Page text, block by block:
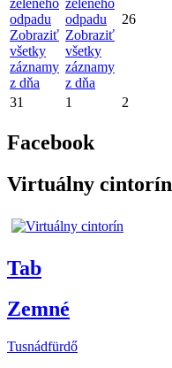
zeleného
odpadu
Zobraziť
všetky
záznamy
z dňa
zeleného
odpadu
Zobraziť
všetky
záznamy
z dňa
26
31 1 2
Facebook
Virtuálny cintorín
Tab
Zemné
Tusnádfürdő